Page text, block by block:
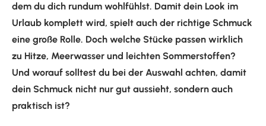
dem du dich rundum wohlfühlst. Damit dein Look im
Urlaub komplett wird, spielt auch der richtige Schmuck
eine große Rolle. Doch welche Stücke passen wirklich
zu Hitze, Meerwasser und leichten Sommerstoffen?
Und worauf solltest du bei der Auswahl achten, damit
dein Schmuck nicht nur gut aussieht, sondern auch
praktisch ist?